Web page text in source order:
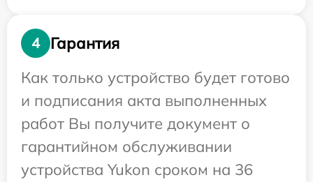
4
Гарантия
Как только устройство будет готово
и подписания акта выполненных
работ Вы получите документ о
гарантийном обслуживании
устройства Yukon сроком на 36